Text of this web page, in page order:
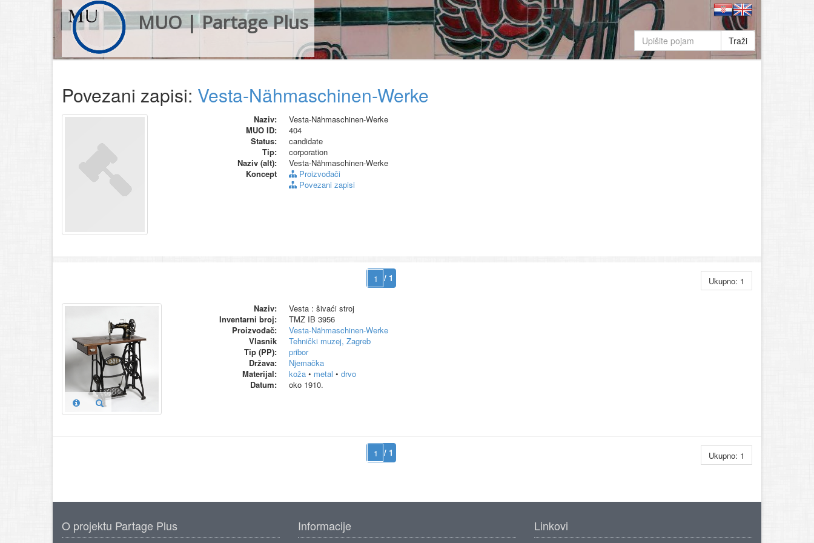
MUO | Partage Plus
Traži
Povezani zapisi: Vesta-Nähmaschinen-Werke
Naziv:
Vesta-Nähmaschinen-Werke
MUO ID:
404
Status:
candidate
Tip:
corporation
Naziv (alt):
Vesta-Nähmaschinen-Werke
Koncept
Proizvođači
Povezani zapisi
Ukupno: 1
/ 1
Naziv:
Vesta : šivaći stroj
Inventarni broj:
TMZ IB 3956
Proizvođač:
Vesta-Nähmaschinen-Werke
Vlasnik
Tehnički muzej, Zagreb
Tip (PP):
pribor
Država:
Njemačka
Materijal:
koža • metal • drvo
Datum:
oko 1910.
Ukupno: 1
/ 1
O projektu Partage Plus Informacije Linkovi